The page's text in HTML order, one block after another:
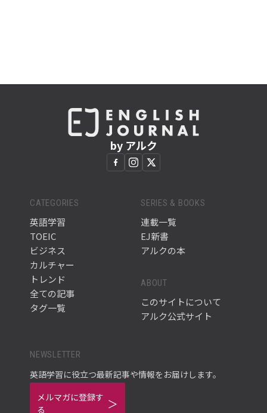
by アルク
CATEGORIES
英語学習
TOEIC
ビジネス
カルチャー
トレンド
全ての記事
タグ一覧
SERIES & BOOKS
連載一覧
EJ新書
アルクの本
ABOUT
このサイトについて
アルク公式サイト
NEWSLETTER
英語学習に役立つ最新記事や情報をお届けします。
メルマガに登録す
る